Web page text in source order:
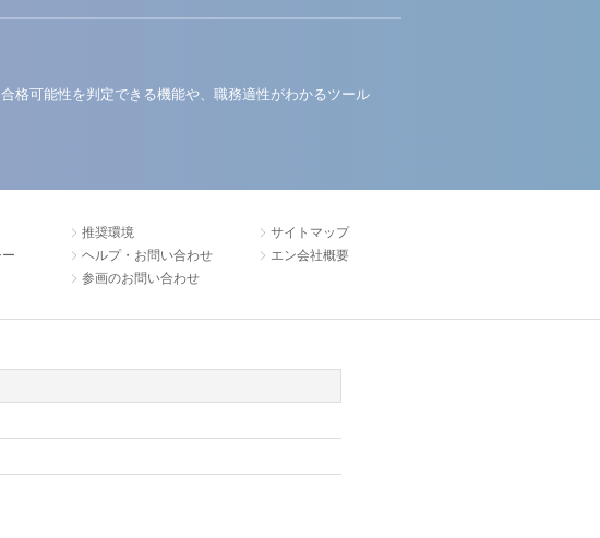
格可能性を判定できる機能や、職務適性がわかるツール
推奨環境
ヘルプ・お問い合わせ
参画のお問い合わせ
サイトマップ
エン会社概要